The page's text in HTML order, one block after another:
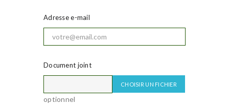
Adresse e-mail
Document joint
CHOISIR UN FICHIER
optionnel